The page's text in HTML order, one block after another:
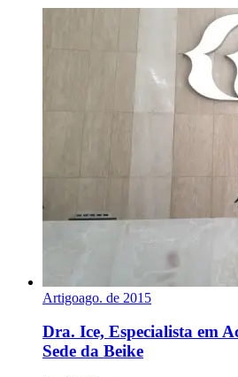
Artigoago. de 2015
Dra. Ice, Especialista em
Sede da Beike